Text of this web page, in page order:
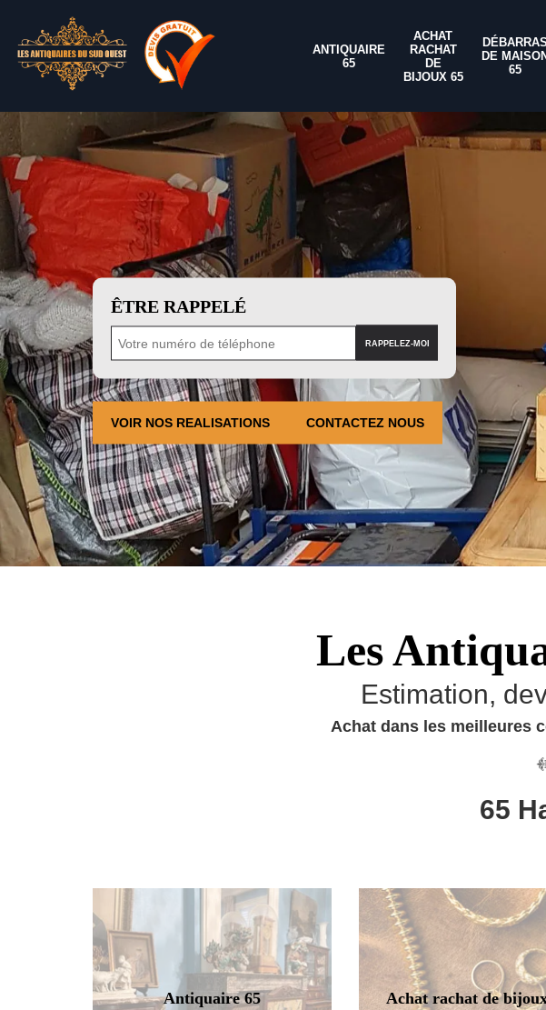
ANTIQUAIRE
65
ACHAT
RACHAT
DE
BIJOUX 65
DÉBARRAS
DE
65
ÊTRE RAPPELÉ
VOIR NOS REALISATIONS CONTACTEZ NOUS
Les
Estimation,
Achat dans les meilleures
65
Antiquaire 65 Achat rachat de